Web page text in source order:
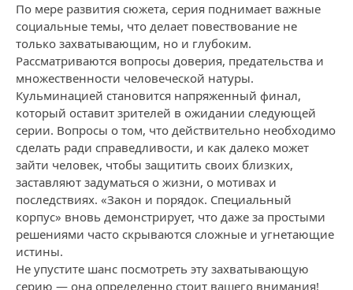
По мере развития сюжета, серия поднимает важные
социальные темы, что делает повествование не
только захватывающим, но и глубоким.
Рассматриваются вопросы доверия, предательства и
множественности человеческой натуры.
Кульминацией становится напряженный финал,
который оставит зрителей в ожидании следующей
серии. Вопросы о том, что действительно необходимо
сделать ради справедливости, и как далеко может
зайти человек, чтобы защитить своих близких,
заставляют задуматься о жизни, о мотивах и
последствиях. «Закон и порядок. Специальный
корпус» вновь демонстрирует, что даже за простыми
решениями часто скрываются сложные и угнетающие
истины.
Не упустите шанс посмотреть эту захватывающую
серию — она определенно стоит вашего внимания!